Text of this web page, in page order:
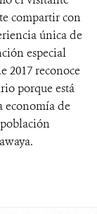
compartir con
única de
especial
2017 reconoce
porque está
economía de